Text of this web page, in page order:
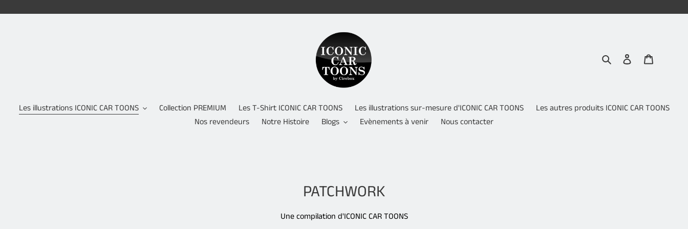
au
RechercherSe connecter
Les illustrations ICONIC CAR TOONS Collection PREMIUM Les T-Shirt ICONIC CAR TOONS Les illustrations sur-mesure d'ICONIC CAR TOONS
Les autres produits ICONIC CAR TOONS
Nos revendeurs
Notre Histoire Blogs Evènements à venir Nous contacter
C
o
PATCHWORK
Une compilation d'ICONIC CAR TOONS